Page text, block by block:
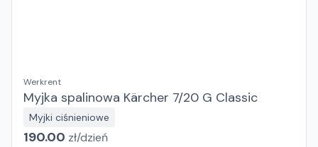
Werkrent
Myjka spalinowa Kärcher 7/20 G Classic
Myjki ciśnieniowe
190.00 zł/dzień